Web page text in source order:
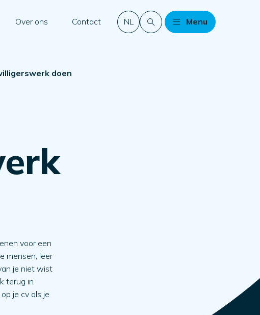
Over ons Contact NL Menu
doen
voor een
mensen, leer
je niet wist
terug in
je cv als je